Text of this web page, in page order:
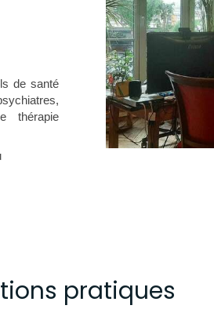
de santé
thérapie
pratiques